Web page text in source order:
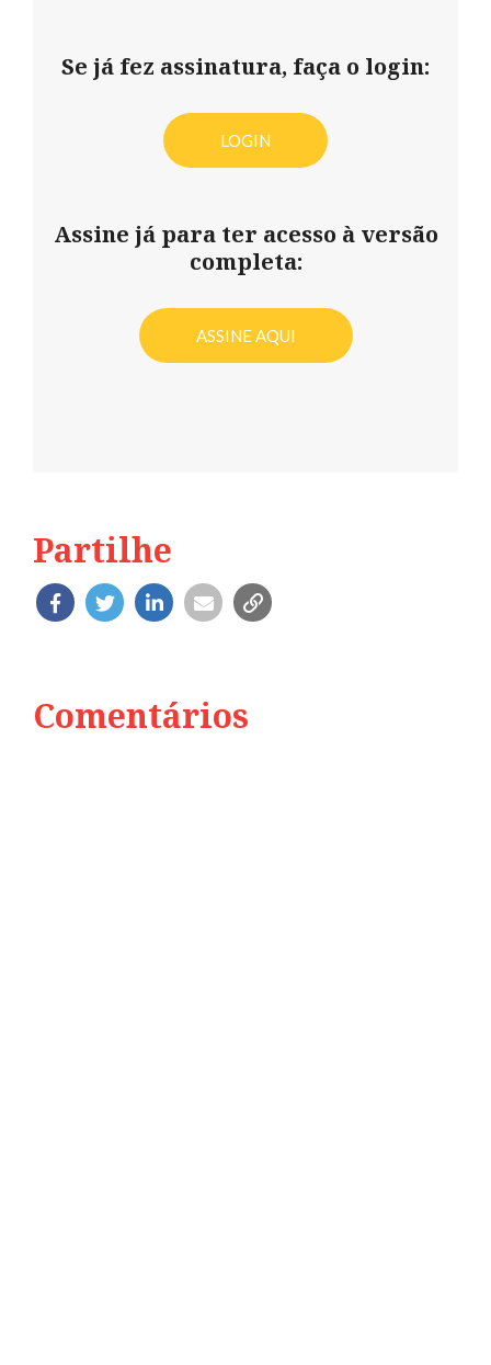
Se já fez assinatura, faça o login:
LOGIN
Assine já para ter acesso à versão
completa:
ASSINE AQUI
Partilhe
Comentários